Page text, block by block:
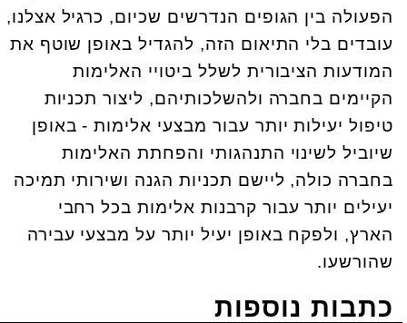
הפעולה בין הגופים הנדרשים שכיום, כרגיל אצלנו,
עובדים בלי התיאום הזה, להגדיל באופן שוטף את
המודעות הציבורית לשלל ביטויי האלימות
הקיימים בחברה ולהשלכותיהם, ליצור תכניות
טיפול יעילות יותר עבור מבצעי אלימות - באופן
שיוביל לשינוי התנהגותי והפחתת האלימות
בחברה כולה, ליישם תכניות הגנה ושירותי תמיכה
יעילים יותר עבור קרבנות אלימות בכל רחבי
הארץ, ולפקח באופן יעיל יותר על מבצעי עבירה
שהורשעו.
כתבות נוספות